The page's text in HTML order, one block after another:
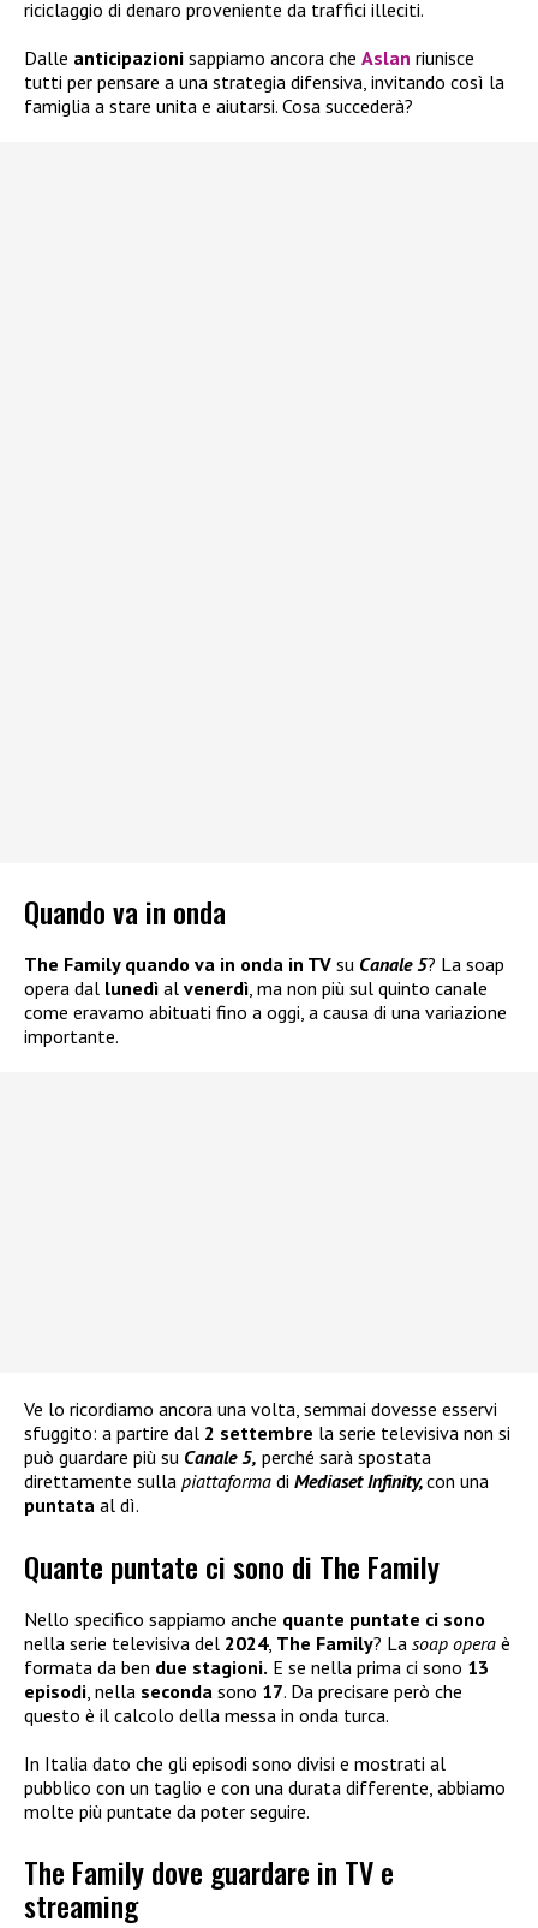
riciclaggio di denaro proveniente da traffici illeciti.
Dalle anticipazioni sappiamo ancora che Aslan riunisce
tutti per pensare a una strategia difensiva, invitando così la
famiglia a stare unita e aiutarsi. Cosa succederà?
Quando va in onda
The Family quando va in onda in TV su Canale 5? La soap
opera dal lunedì al venerdì, ma non più sul quinto canale
come eravamo abituati fino a oggi, a causa di una variazione
importante.
Ve lo ricordiamo ancora una volta, semmai dovesse esservi
sfuggito: a partire dal 2 settembre la serie televisiva non si
può guardare più su Canale 5, perché sarà spostata
direttamente sulla piattaforma di Mediaset Infinity,con una
puntata al dì.
Quante puntate ci sono di The Family
Nello specifico sappiamo anche quante puntate ci sono
nella serie televisiva del 2024, The Family? La soap opera è
formata da ben due stagioni. E se nella prima ci sono 13
episodi , nella seconda sono 17. Da precisare però che
questo è il calcolo della messa in onda turca.
In Italia dato che gli episodi sono divisi e mostrati al
pubblico con un taglio e con una durata differente, abbiamo
molte più puntate da poter seguire.
The Family dove guardare in TV e
streaming